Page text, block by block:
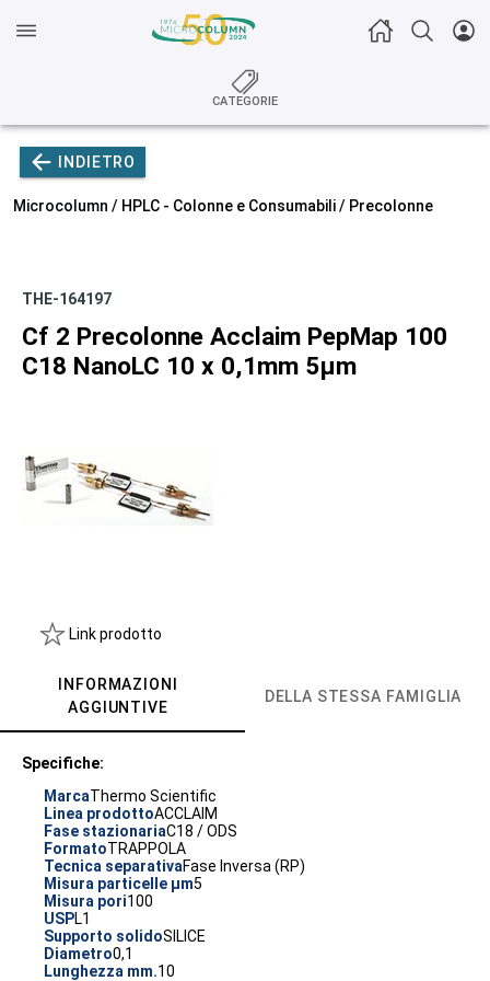
CATEGORIE
INDIETRO
Microcolumn / HPLC - Colonne e Consumabili/ Precolonne
THE-164197
Cf 2 Precolonne Acclaim PepMap 100
C18 NanoLC 10 x 0,1mm 5µm
Link prodotto
INFORMAZIONI
AGGIUNTIVE
DELLA STESSA FAMIGLIA
Specifiche:
MarcaThermo Scientific
Linea prodottoACCLAIM
Fase stazionariaC18 / ODS
FormatoTRAPPOLA
Tecnica separativaFase Inversa (RP)
Misura particelle µm5
Misura pori100
USPL1
Supporto solidoSILICE
Diametro0,1
Lunghezza mm.10